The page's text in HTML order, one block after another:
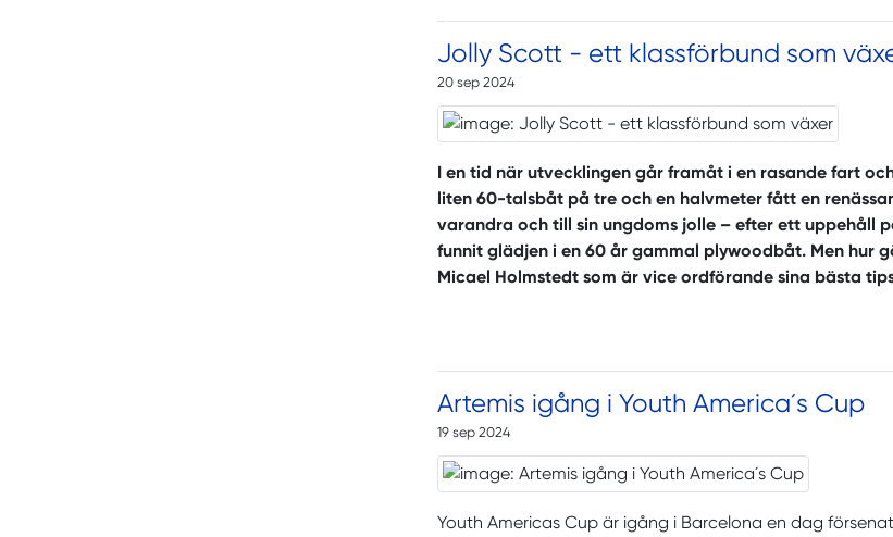
Jolly Scott - ett klassförbund som
20 sep 2024
I en tid när utvecklingen går framåt i en rasande fart
liten 60-talsbåt på tre och en halvmeter fått en
varandra och till sin ungdoms jolle – efter ett uppehåll
funnit glädjen i en 60 år gammal plywoodbåt. Men hur
Micael Holmstedt som är vice ordförande sina bästa
Artemis igång i Youth America´s Cup
19 sep 2024
Youth Americas Cup är igång i Barcelona en dag